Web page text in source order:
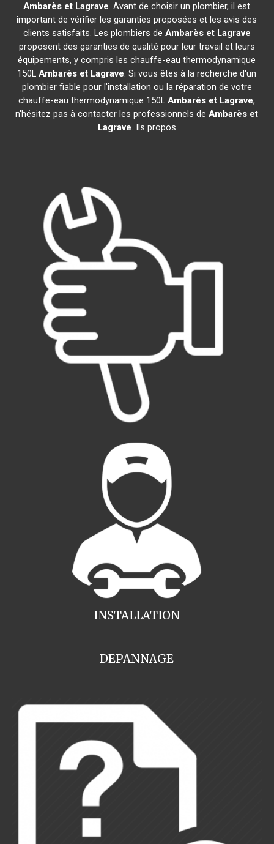
Ambarès et Lagrave. Avant de choisir un plombier, il est
important de vérifier les garanties proposées et les avis des
clients satisfaits. Les plombiers de Ambarès et Lagrave
proposent des garanties de qualité pour leur travail et leurs
équipements, y compris les chauffe-eau thermodynamique
150LAmbarès et Lagrave. Si vous êtes à la recherche d'un
plombier fiable pour l'installation ou la réparation de votre
chauffe-eau thermodynamique 150LAmbarès et Lagrave,
n'hésitez pas à contacter les professionnels deAmbarès et
Lagrave. Ils propos
INSTALLATION
DEPANNAGE